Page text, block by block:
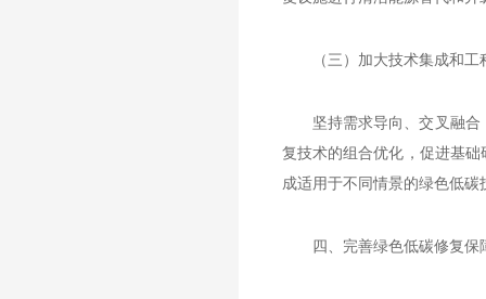
（三）加大技术集成和工
坚持需求导向、交叉融
复技术的组合优化，促进基
成适用于不同情景的绿色低
四、完善绿色低碳修复保